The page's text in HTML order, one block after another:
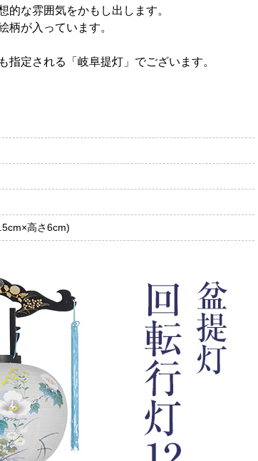
的な雰囲気をかもし出します。
柄が入っています。
定される「岐阜提灯」でございます。
高さ6cm)